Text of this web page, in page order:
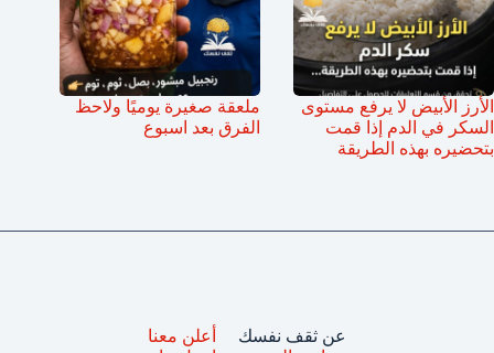
الأرز الأبيض لا يرفع مستوى
السكر في الدم إذا قمت
بتحضيره بهذه الطريقة
ملعقة صغيرة يوميًا ولاحظ
الفرق بعد اسبوع
عن ثقف نفسك
أعلن معنا